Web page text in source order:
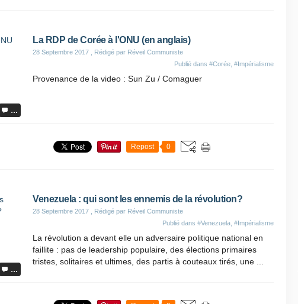
…
La RDP de Corée à l'ONU (en anglais)
28 Septembre 2017 , Rédigé par Réveil Communiste
Publié dans #Corée #Impérialisme
Provenance de la video : Sun Zu / Comaguer
Repost 0
…
Venezuela : qui sont les ennemis de la révolution?
28 Septembre 2017 , Rédigé par Réveil Communiste
Publié dans #Venezuela #Impérialisme
La révolution a devant elle un adversaire politique national en
faillite : pas de leadership populaire, des élections primaires
tristes, solitaires et ultimes, des partis à couteaux tirés, une ...